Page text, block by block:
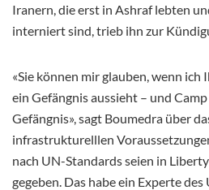
Iranern, die erst in Ashraf lebten
interniert sind, trieb ihn zur
«Sie können mir glauben, wenn ich
ein Gefängnis aussieht – und
Gefängnis», sagt Boumedra über
infrastrukturelllen
nach UN-Standards seien in
gegeben. Das habe ein Experte